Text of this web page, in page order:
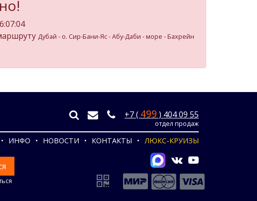
Дубай - о. Сир-Бани-Яс - Абу-Даби - море - Бахрейн
+7 ( 499 ) 404 09 55
отдел продаж
ИНФО НОВОСТИ КОНТАКТЫ ЛЮКС-КРУИЗЫ